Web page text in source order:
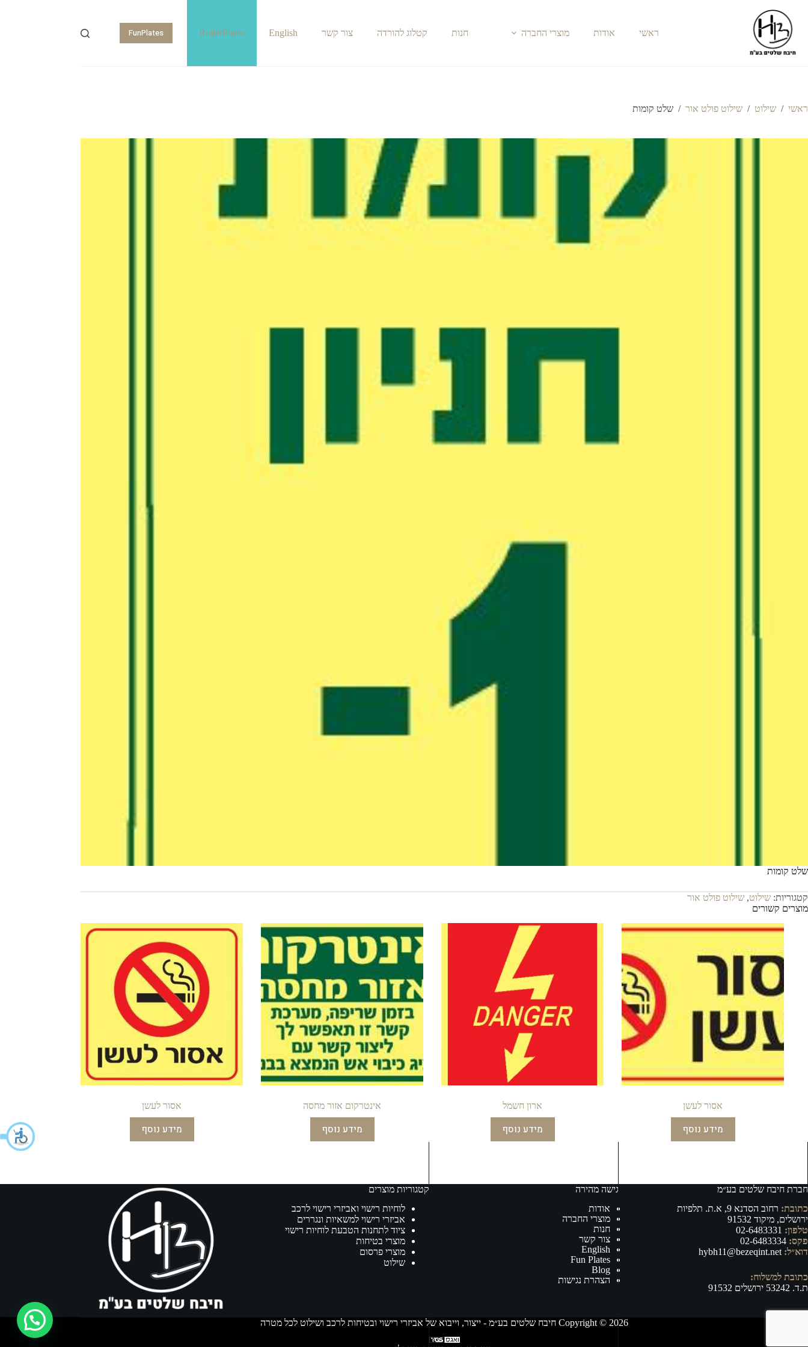
ראשי אודות מוצרי החברה חנות קטלוג להורדה צור קשר English
RollerPlates
FunPlates
Shopping
ראשי / שילוט / שילוט פולט אור / שלט קומות
שלט קומות
קטגוריות: שילוט, שילוט פולט אור
מוצרים קשורים
אסור לעשן
מידע נוסף
ארון חשמל
מידע נוסף
אינטרקום אזור מחסה
מידע נוסף
אסור לעשן
מידע נוסף
חברת חיבח שלטים בע״מ
כתובת:
רחוב הסדנא 9, א.ת. תלפיות
ירושלים, מיקוד 91532
טלפון: 02-6483331
פקס:
דוא״ל: hybh11@bezeqint.net
כתובת למשלוח:
ת.ד. 53242 ירושלים 91532
גישה מהירה
אודות
מוצרי החברה
חנות
צור קשר
English
Fun Plates
Blog
הצהרת נגישות
קטגוריות מוצרים
לוחיות רישוי ואביזרי רישוי לרכב
אביזרי רישוי למשאיות ונגררים
ציוד לתחנות הטבעת לוחיות רישוי
מוצרי בטיחות
מוצרי פרסום
שילוט
Copyright © 2026 חיבח שלטים בע״מ - ייצור, וייבוא של אביזרי רישוי ובטיחות לרכב ושילוט לכל מטרה איך אפשר לעזור?